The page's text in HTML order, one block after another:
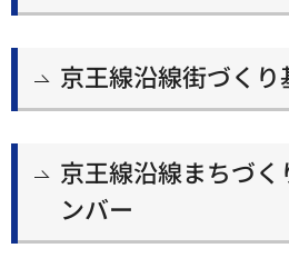
京王線沿線街づくり
京王線沿線まちづ
ンバー